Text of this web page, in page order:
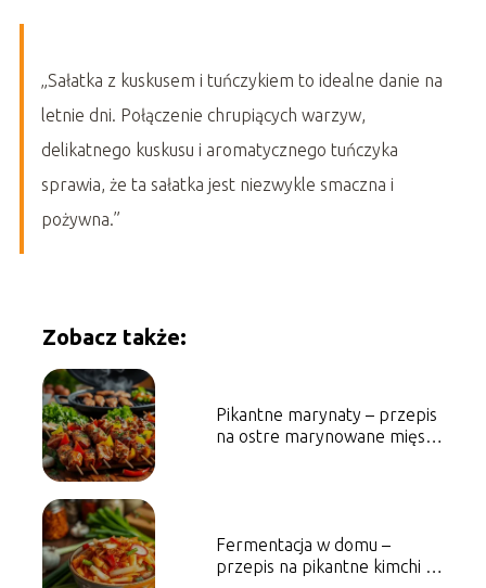
„Sałatka z kuskusem i tuńczykiem to idealne danie na
letnie dni. Połączenie chrupiących warzyw,
delikatnego kuskusu i aromatycznego tuńczyka
sprawia, że ta sałatka jest niezwykle smaczna i
pożywna.”
Zobacz także:
Pikantne marynaty – przepis
na ostre marynowane mięsa i
Fermentacja w domu –
przepis na pikantne kimchi i